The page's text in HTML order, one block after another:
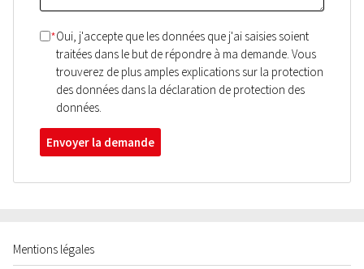
*Oui, j'accepte que les données que j'ai saisies soient
traitées dans le but de répondre à ma demande. Vous
trouverez de plus amples explications sur la protection
des données dans la déclaration de protection des
données.
Envoyer la demande
Mentions légales